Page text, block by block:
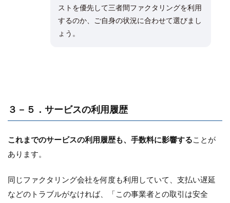
ストを優先して三者間ファクタリングを利用
するのか、ご自身の状況に合わせて選びまし
ょう。
３－５．サービスの利用履歴
これまでのサービスの利用履歴も、手数料に影響することが
あります。
同じファクタリング会社を何度も利用していて、支払い遅延
などのトラブルがなければ、「この事業者との取引は安全